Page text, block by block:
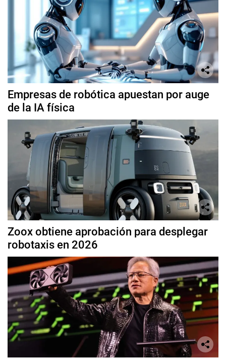
Empresas de robótica apuestan por auge
de la IA física
Zoox obtiene aprobación para desplegar
robotaxis en 2026